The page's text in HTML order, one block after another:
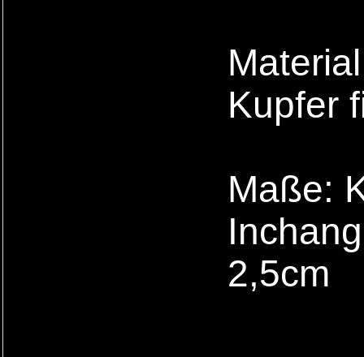
Kupfer
Maße:
2,5cm